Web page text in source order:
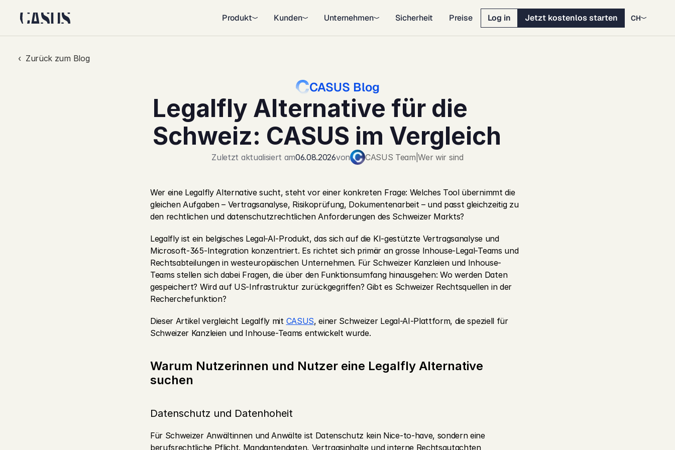
Produkt Kunden Unternehmen Sicherheit Preise Log in Jetzt kostenlos starten CH
‹  Zurück zum Blog
CASUS Blog
Legalfly Alternative für die
Schweiz: CASUS im Vergleich
Zuletzt aktualisiert am06.08.2026von CASUS Team |Wer wir sind
Wer eine Legalfly Alternative sucht, steht vor einer konkreten Frage: Welches Tool übernimmt die
gleichen Aufgaben – Vertragsanalyse, Risikoprüfung, Dokumentenarbeit – und passt gleichzeitig zu
den rechtlichen und datenschutzrechtlichen Anforderungen des Schweizer Markts?
Legalfly ist ein belgisches Legal-AI-Produkt, das sich auf die KI-gestützte Vertragsanalyse und
Microsoft-365-Integration konzentriert. Es richtet sich primär an grosse Inhouse-Legal-Teams und
Rechtsabteilungen in westeuropäischen Unternehmen. Für Schweizer Kanzleien und Inhouse-
Teams stellen sich dabei Fragen, die über den Funktionsumfang hinausgehen: Wo werden Daten
gespeichert? Wird auf US-Infrastruktur zurückgegriffen? Gibt es Schweizer Rechtsquellen in der
Recherchefunktion?
Dieser Artikel vergleicht Legalfly mit CASUS, einer Schweizer Legal-AI-Plattform, die speziell für
Schweizer Kanzleien und Inhouse-Teams entwickelt wurde.
Warum Nutzerinnen und Nutzer eine Legalfly Alternative
suchen
Datenschutz und Datenhoheit
Für Schweizer Anwältinnen und Anwälte ist Datenschutz kein Nice-to-have, sondern eine
berufsrechtliche Pflicht. Mandantendaten, Vertragsinhalte und interne Rechtsgutachten